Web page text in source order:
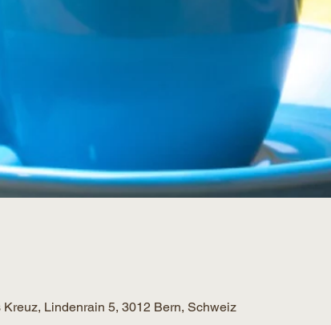
Lindenrain 5, 3012 Bern, Schweiz